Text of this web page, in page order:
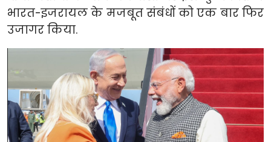
भारत-इजरायल के मजबूत संबंधों को एक बार फिर
उजागर किया.